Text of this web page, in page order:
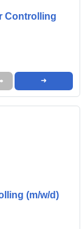
Controlling
➜
(m/w/d)